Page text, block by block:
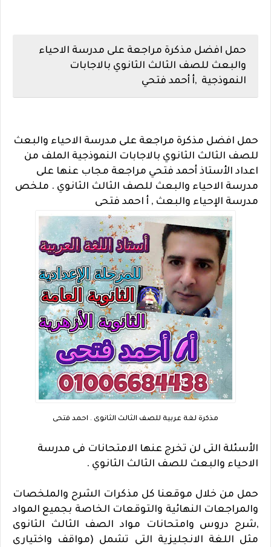
حمل افضل مذكرة مراجعة على مدرسة الاحياء
والبعث للصف الثالث الثانوي بالاجابات
النموذجية ,أ أحمد فتحي
حمل افضل مذكرة مراجعة على مدرسة الاحياء والبعث
للصف الثالث الثانوي بالاجابات النموذجية الملف من
اعداد الأستاذ أحمد فتحي مراجعة مجاب عنها على
مدرسة الاحياء والبعث للصف الثالث الثانوي . ملخص
مدرسة الإحياء والبعث , أ احمد فتحى
مذكرة لغة عربية للصف الثالث الثانوى . احمد فتحى
الأسئلة التى لن تخرج عنها الامتحانات فى مدرسة
الاحياء والبعث للصف الثالث الثانوي .
حمل من خلال موقعنا كل مذكرات الشرح والملخصات
والمراجعات النهائية والتوقعات الخاصة بجميع المواد
,شرح دروس وامتحانات مواد الصف الثالث الثانوى
مثل اللغة الانجليزية التى تشمل (مواقف واختيارى